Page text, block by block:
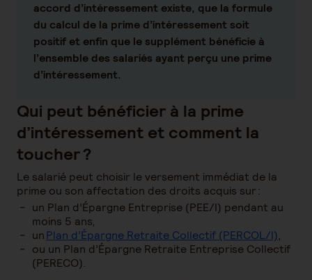
accord d’intéressement existe, que la formule
du calcul de la prime d’intéressement soit
positif et enfin que le supplément bénéficie à
l’ensemble des salariés ayant perçu une prime
d’intéressement.
Qui peut bénéficier à la prime
d’intéressement et comment la
toucher ?
Le salarié peut choisir le versement immédiat de la
prime ou son affectation des droits acquis sur :
un Plan d’Épargne Entreprise (PEE/I) pendant au
moins 5 ans,
unPlan d’Épargne Retraite Collectif (PERCOL/I),
ou un Plan d’Épargne Retraite Entreprise Collectif
(PERECO).